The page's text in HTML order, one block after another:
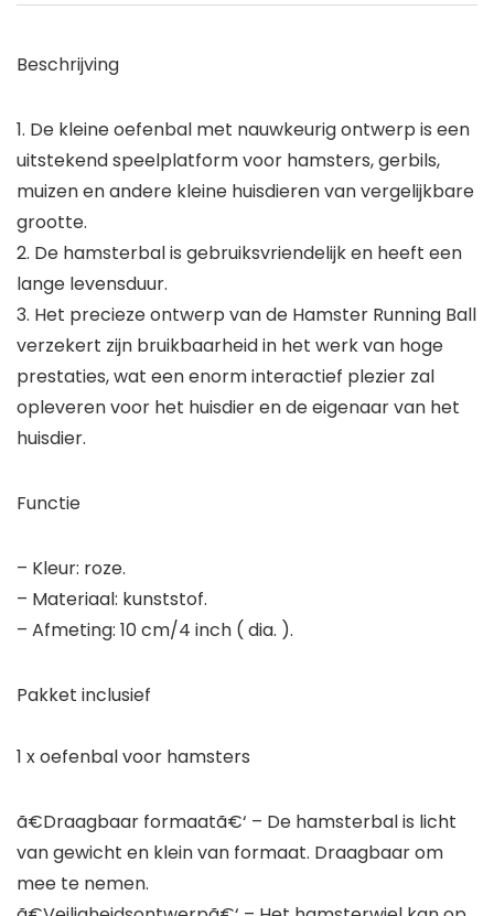
Beschrijving
1. De kleine oefenbal met nauwkeurig ontwerp is een
uitstekend speelplatform voor hamsters, gerbils,
muizen en andere kleine huisdieren van vergelijkbare
grootte.
2. De hamsterbal is gebruiksvriendelijk en heeft een
lange levensduur.
3. Het precieze ontwerp van de Hamster Running Ball
verzekert zijn bruikbaarheid in het werk van hoge
prestaties, wat een enorm interactief plezier zal
opleveren voor het huisdier en de eigenaar van het
huisdier.
Functie
– Kleur: roze.
– Materiaal: kunststof.
– Afmeting: 10 cm/4 inch ( dia. ).
Pakket inclusief
1 x oefenbal voor hamsters
ã€Draagbaar formaatã€‘ – De hamsterbal is licht
van gewicht en klein van formaat. Draagbaar om
mee te nemen.